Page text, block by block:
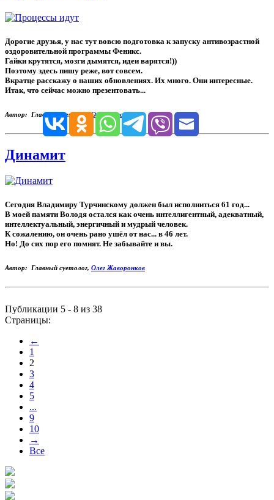
Дорогие друзья, у нас тут вовсю подготовка к запуску антивозрастной
оздоровительной программы Феникс .
Гайки крутятся, мозги дымятся, идеи варятся!))
Поэтому здесь пишу реже, вот совсем.
Вкратце расскажу о наших обновлениях. Их много. Они интересные.
Итак, что сейчас можно презентовать...
Автор: Главный суетолог,Олег Жаворонков
Динамит
Сегодня Владимиру Турчинскому должен был исполниться 61 год...
В моей памяти Володя остался как очень интеллигентный, адекватный,
интеллектуальный, энергичный и мудрый человек.
К сожалению, он очень рано ушёл от нас... в 46 лет.
Но! До сих пор его помнят. Не забывайте и вы.
Автор: Главный суетолог, Олег Жаворонков
Публикации 5 - 8 из 38
Страницы:
←
1
2
3
4
5
...
9
10
→
Все